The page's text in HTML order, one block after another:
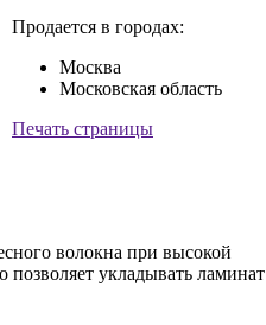
Продается в городах:
Москва
Московская область
Печать страницы
волокна при высокой
укладывать ламинат